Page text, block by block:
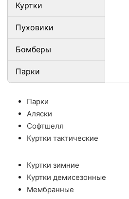
Куртки
Пуховики
Бомберы
Парки
Парки
Аляски
Софтшелл
Куртки тактические
Куртки зимние
Куртки демисезонные
Мембранные